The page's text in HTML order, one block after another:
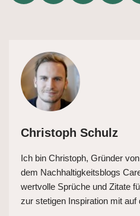
Christoph Schulz
Ich bin Christoph, Gründer
dem Nachhaltigkeitsblogs
wertvolle Sprüche und Zitate
zur stetigen Inspiration mit auf